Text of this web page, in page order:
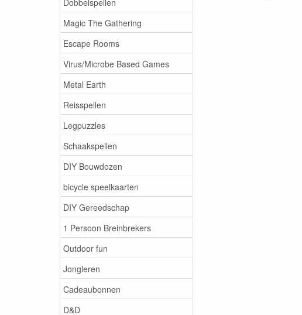
Magic The Gathering
Escape Rooms
Virus/Microbe Based Games
Metal Earth
Reisspellen
Legpuzzles
Schaakspellen
DIY Bouwdozen
bicycle speelkaarten
DIY Gereedschap
1 Persoon Breinbrekers
Outdoor fun
Jongleren
Cadeaubonnen
D&D